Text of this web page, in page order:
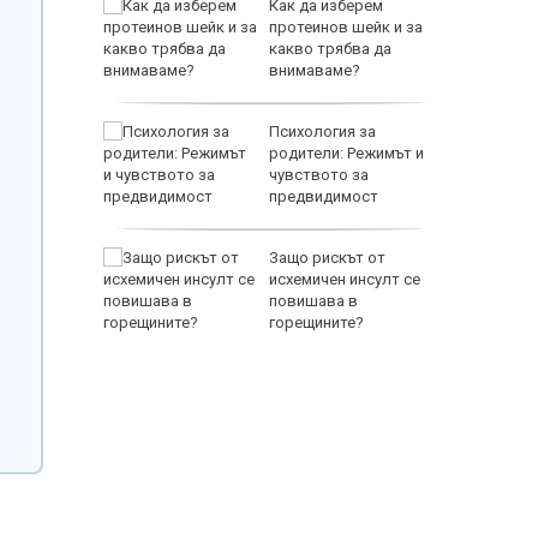
Как да изберем
протеинов шейк и за
какво трябва да
внимаваме?
Психология за
родители: Режимът и
чувството за
предвидимост
Защо рискът от
исхемичен инсулт се
повишава в
горещините?